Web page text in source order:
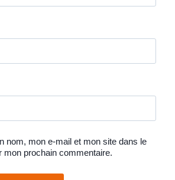
nom, mon e-mail et mon site dans le
mon prochain commentaire.